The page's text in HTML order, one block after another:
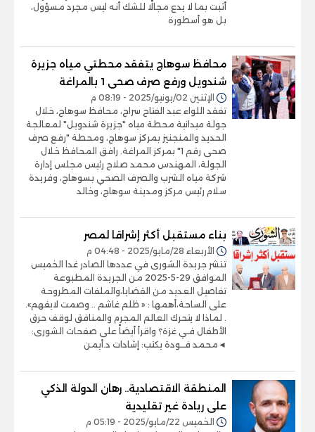
أثبت بما لا يدع مجالًا للشك أنه ليس مجرد مسؤول،
بل هو أسطورة
محافظ سوهاج يتفقد محطتي مياه جزيرة
شندويل ورفع صرف صحى 1 بالمراغة
الإثنين 02/يونيو/2025 - 08:19 م
تفقد اللواء عبد الفتاح سراج، محافظ سوهاج، خلال
جولة ميدانية محطة مياه "جزيرة شندويل" لمعالجة
الحديد والمنجنيز بمركز سوهاج، ومحطة "رفع صرف
صحى رقم 1" بمركز المراغة. رافق المحافظ خلال
الجولة، المهندس محمد صلاح رئيس مجلس إدارة
شركة مياه الشرب والصرف الصحي بسوهاج، وفريدة
سلام رئيس مركز ومدينة سوهاج، وخالد
بناء مستقبل أكثر إشراقا لمصر
الأربعاء 28/مايو/2025 - 04:48 م
تنشر جريدة الشورى في عددها الصادر غدا الخميس
الموافق 29-5-2025 من الجريدة المطبوعة
تفاصيل العديد من القضايا،والملفات المطروحة
على الساحة،أهمها : « ظلم غاشم .. وصمت لايفهم».
. لماذا لا يتحرك العالم المجرم والمنافق لوقف حرق
الأطفال فـي غزة؟ واقرأ أيضاً على صفحات الشورى:
◄محمد فــودة يكتب: إشادات د.أيمن
المنطقة الاقتصادية.. رهان الدولة الذكي
على ريادة غير تقليدية
الخميس 22/مايو/2025 - 05:19 م